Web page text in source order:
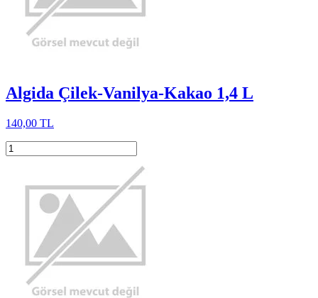
Algida Çilek-Vanilya-Kakao 1,4 L
140,00 TL